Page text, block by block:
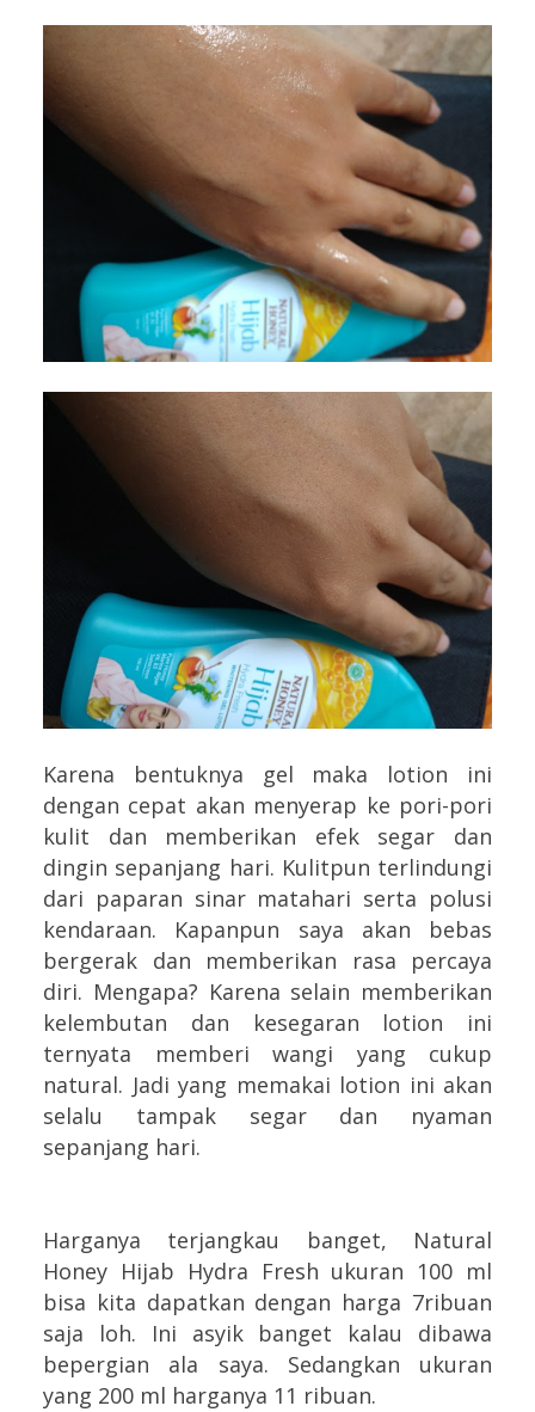
Karena bentuknya gel maka lotion ini
dengan cepat akan menyerap ke pori-pori
kulit dan memberikan efek segar dan
dingin sepanjang hari. Kulitpun terlindungi
dari paparan sinar matahari serta polusi
kendaraan. Kapanpun saya akan bebas
bergerak dan memberikan rasa percaya
diri. Mengapa? Karena selain memberikan
kelembutan dan kesegaran lotion ini
ternyata memberi wangi yang cukup
natural. Jadi yang memakai lotion ini akan
selalu tampak segar dan nyaman
sepanjang hari.
Harganya terjangkau banget, Natural
Honey Hijab Hydra Fresh ukuran 100 ml
bisa kita dapatkan dengan harga 7ribuan
saja loh. Ini asyik banget kalau dibawa
bepergian ala saya. Sedangkan ukuran
yang 200 ml harganya 11 ribuan.